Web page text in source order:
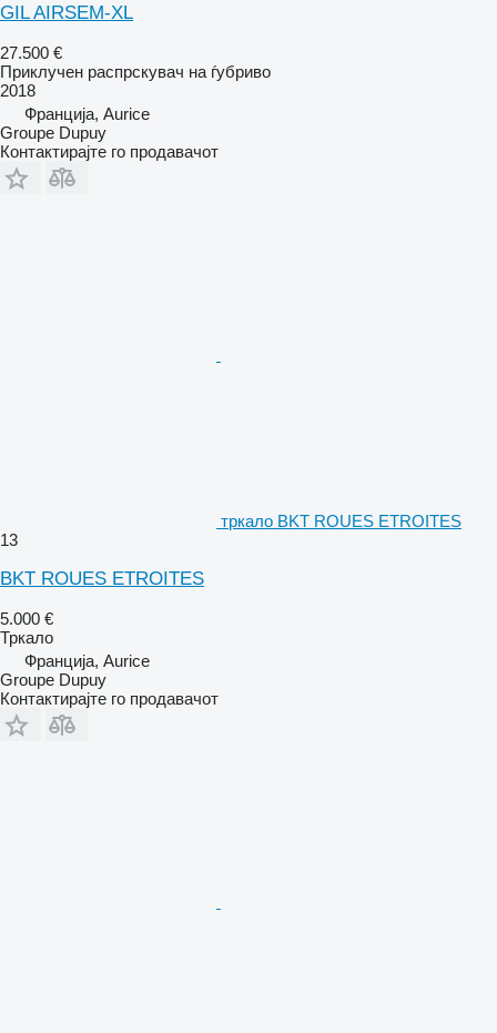
GIL AIRSEM-XL
27.500 €
Приклучен распрскувач на ѓубриво
2018
Франција, Aurice
Groupe Dupuy
Контактирајте го продавачот
тркало BKT ROUES ETROITES
13
BKT ROUES ETROITES
5.000 €
Тркало
Франција, Aurice
Groupe Dupuy
Контактирајте го продавачот